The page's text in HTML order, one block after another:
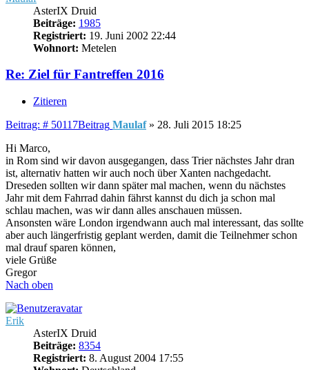
AsterIX Druid
Beiträge: 1985
Registriert: 19. Juni 2002 22:44
Wohnort: Metelen
Re: Ziel für Fantreffen 2016
Zitieren
Beitrag: # 50117Beitrag Maulaf» 28. Juli 2015 18:25
Hi Marco,
in Rom sind wir davon ausgegangen, dass Trier nächstes Jahr dran
ist, alternativ hatten wir auch noch über Xanten nachgedacht.
Dreseden sollten wir dann später mal machen, wenn du nächstes
Jahr mit dem Fahrrad dahin fährst kannst du dich ja schon mal
schlau machen, was wir dann alles anschauen müssen.
Ansonsten wäre London irgendwann auch mal interessant, das sollte
aber auch längerfristig geplant werden, damit die Teilnehmer schon
mal drauf sparen können,
viele Grüße
Gregor
Nach oben
Erik
AsterIX Druid
Beiträge: 8354
Registriert: 8. August 2004 17:55